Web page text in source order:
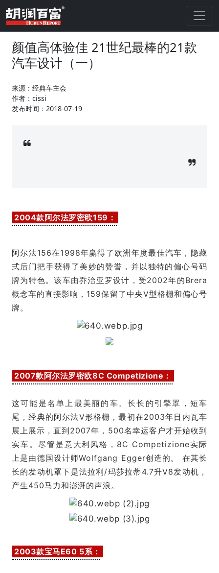
颜值高体验佳 21世纪最棒的21款
汽车设计（一）
来源：经典车主会
作者：cissi
发布时间：2018-07-19
2004款阿尔法罗密欧159：
阿尔法156在1998年赢得了欧洲年度最佳汽车，隐藏
式后门把手获得了美妙的赞誉，并以独特的偏心号码
牌为特色。该车由乔治亚罗设计，受2002年的Brera
概念车的直接影响，159保留了中央V型格栅和偏心号
牌。
2007款阿尔法罗密欧8C Competizione：
这可能是名单上最美丽的车。长长的引擎罩，短车
尾，经典的阿尔法V形格栅，最初在2003年日内瓦车
展上展示，直到2007年，500名幸运客户才开始收到
实车。尽管是意大利风格，8C Competizione实际
上是由德国设计师Wolfgang Egger创造的。 在其长
长的发动机罩下是法拉利/玛莎拉蒂4.7升V8发动机，
产生450马力和澎湃的声浪。
2003款宝马E60 5系：